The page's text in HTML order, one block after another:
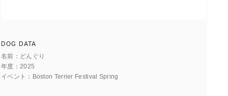
DOG DATA
名前
どんぐり
年度
2025
イベント
Boston Terrier Festival Spring